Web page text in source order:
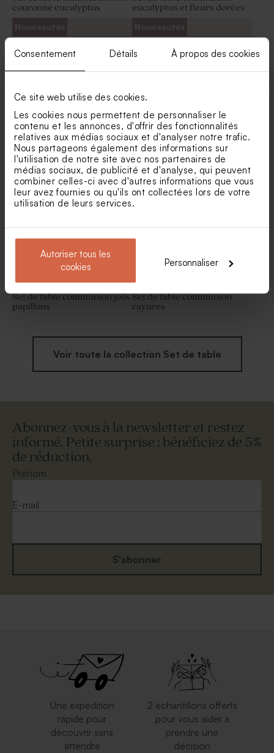
Consentement Détails À propos des cookies
Ce site web utilise des cookies.
Les cookies nous permettent de personnaliser le
contenu et les annonces, d'offrir des fonctionnalités
relatives aux médias sociaux et d'analyser notre trafic.
Nous partageons également des informations sur
l'utilisation de notre site avec nos partenaires de
médias sociaux, de publicité et d'analyse, qui peuvent
combiner celles-ci avec d'autres informations que vous
leur avez fournies ou qu'ils ont collectées lors de votre
utilisation de leurs services.
Autoriser tous les
cookies
Personnaliser
Carte de remerciement
communion kraft et photo
arrondie
Carte de remerciement
communion kraft et photo
Carte de remerciement
communion ruban (et fleurs
séchées*)
Stickers communion effet
kraft
couronne eucalyptus
eucalyptus et fleurs dorées
Nouveautés
Set de table commuion effet
vintage
Nouveautés
Set de table communion
multi-photos
Set de table communion jolis
papillons
Set de table communion
rayures
Voir toute la collection Set de table
Abonnez-vous à la newsletter et restez
informé. Petite surprise : bénéficiez de 5%
de réduction.
Prénom
E-mail
S'abonner
Une expédition
rapide pour
découvrir sans
attendre
2 échantillons offerts
pour vous aider à
prendre une
décision